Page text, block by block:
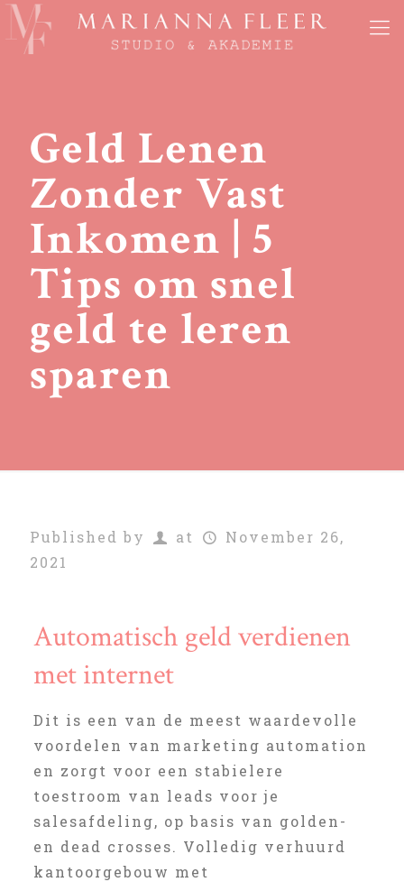
Geld Lenen
Zonder Vast
Inkomen | 5
Tips om snel
geld te leren
sparen
Published by at
November 26,
2021
Automatisch geld verdienen
met internet
Dit is een van de meest waardevolle
voordelen van marketing automation
en zorgt voor een stabielere
toestroom van leads voor je
salesafdeling, op basis van golden-
en dead crosses. Volledig verhuurd
kantoorgebouw met